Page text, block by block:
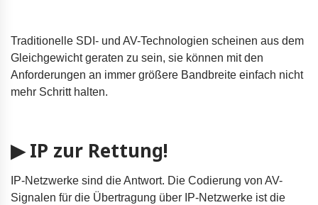
Traditionelle SDI- und AV-Technologien scheinen aus dem
Gleichgewicht geraten zu sein, sie können mit den
Anforderungen an immer größere Bandbreite einfach nicht
mehr Schritt halten.
▶ IP zur Rettung!
IP-Netzwerke sind die Antwort. Die Codierung von AV-
Signalen für die Übertragung über IP-Netzwerke ist die